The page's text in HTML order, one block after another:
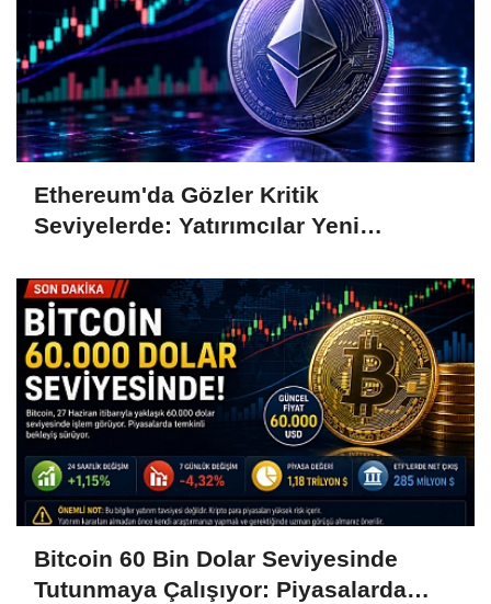
Ethereum'da Gözler Kritik
Seviyelerde: Yatırımcılar Yeni
Bitcoin 60 Bin Dolar Seviyesinde
Tutunmaya Çalışıyor: Piyasalarda